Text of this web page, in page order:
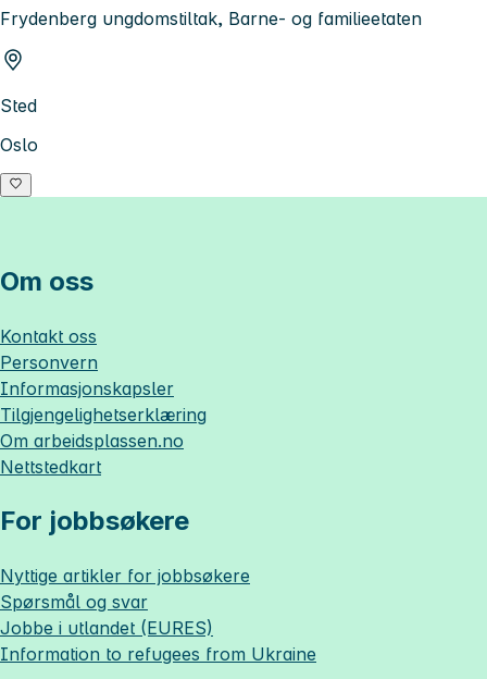
Frydenberg ungdomstiltak, Barne- og familieetaten
Sted
Oslo
Om oss
Kontakt oss
Personvern
Informasjonskapsler
Tilgjengelighetserklæring
Om arbeidsplassen.no
Nettstedkart
For jobbsøkere
Nyttige artikler for jobbsøkere
Spørsmål og svar
Jobbe i utlandet (EURES)
Information to refugees from Ukraine